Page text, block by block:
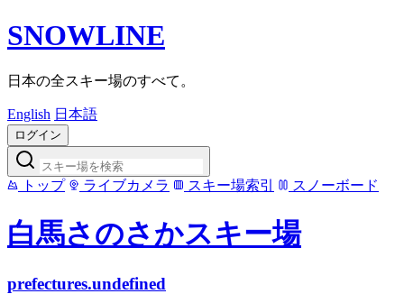
SNOWLINE
日本の全スキー場のすべて。
English 日本語
ログイン
トップ ライブカメラ スキー場索引 スノーボード
白馬さのさかスキー場
prefectures.undefined